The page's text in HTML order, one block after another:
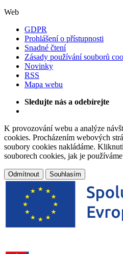
Web
GDPR
Prohlášení o přístupnosti
Snadné čtení
Zásady používání souborů
Novinky
RSS
Mapa webu
Sledujte nás a odebírejte
K provozování webu a analýze
cookies. Procházením webových
soubory cookies nakládáme.
souborech cookies, jak je
Odmítnout Souhlasím